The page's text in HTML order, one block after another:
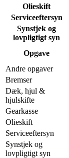
Olieskift
Serviceeftersyn
Synstjek og
lovpligtigt syn
Opgave
Andre opgaver
Bremser
Dæk, hjul &
hjulskifte
Gearkasse
Olieskift
Serviceeftersyn
Synstjek og
lovpligtigt syn